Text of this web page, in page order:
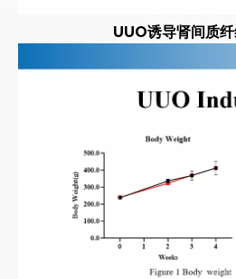
UUO诱导肾间质